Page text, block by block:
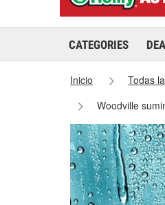
CATEGORIES
Inicio Todas
Woodville